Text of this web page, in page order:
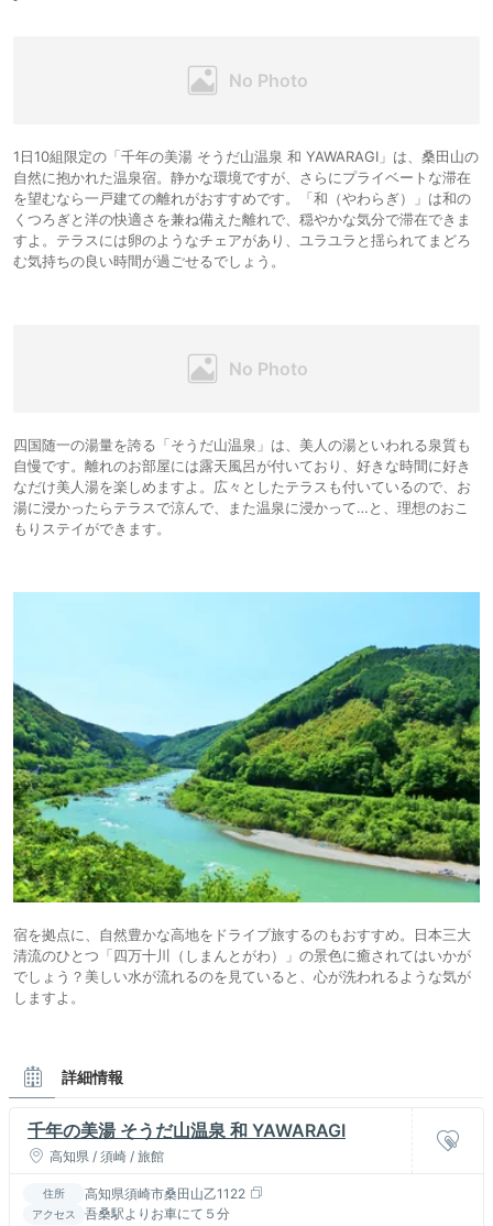
1日10組限定の「千年の美湯 そうだ山温泉 和 YAWARAGI」は、桑田山の
自然に抱かれた温泉宿。静かな環境ですが、さらにプライベートな滞在
を望むなら一戸建ての離れがおすすめです。「和（やわらぎ）」は和の
くつろぎと洋の快適さを兼ね備えた離れで、穏やかな気分で滞在できま
すよ。テラスには卵のようなチェアがあり、ユラユラと揺られてまどろ
む気持ちの良い時間が過ごせるでしょう。
四国随一の湯量を誇る「そうだ山温泉」は、美人の湯といわれる泉質も
自慢です。離れのお部屋には露天風呂が付いており、好きな時間に好き
なだけ美人湯を楽しめますよ。広々としたテラスも付いているので、お
湯に浸かったらテラスで涼んで、また温泉に浸かって…と、理想のおこ
もりステイができます。
宿を拠点に、自然豊かな高地をドライブ旅するのもおすすめ。日本三大
清流のひとつ「四万十川（しまんとがわ）」の景色に癒されてはいかが
でしょう？美しい水が流れるのを見ていると、心が洗われるような気が
しますよ。
詳細情報
千年の美湯 そうだ山温泉 和 YAWARAGI
高知県 / 須崎 / 旅館
住所 高知県須崎市桑田山乙1122
アクセス 吾桑駅よりお車にて５分